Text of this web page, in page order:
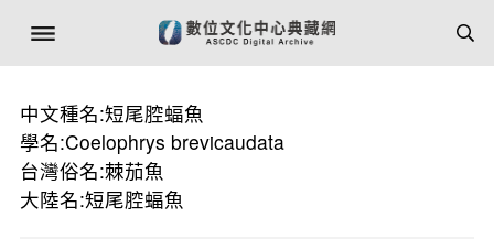
中文種名:短尾腔蝠魚
學名:Coelophrys brevicaudata
台灣俗名:棘茄魚
大陸名:短尾腔蝠魚